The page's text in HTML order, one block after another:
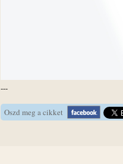
---
Oszd meg a cikket